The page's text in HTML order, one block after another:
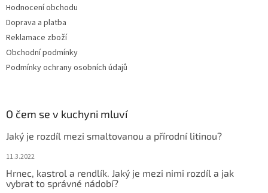
Hodnocení obchodu
Doprava a platba
Reklamace zboží
Obchodní podmínky
Podmínky ochrany osobních údajů
O čem se v kuchyni mluví
Jaký je rozdíl mezi smaltovanou a přírodní litinou?
11.3.2022
Hrnec, kastrol a rendlík. Jaký je mezi nimi rozdíl a jak
vybrat to správné nádobí?